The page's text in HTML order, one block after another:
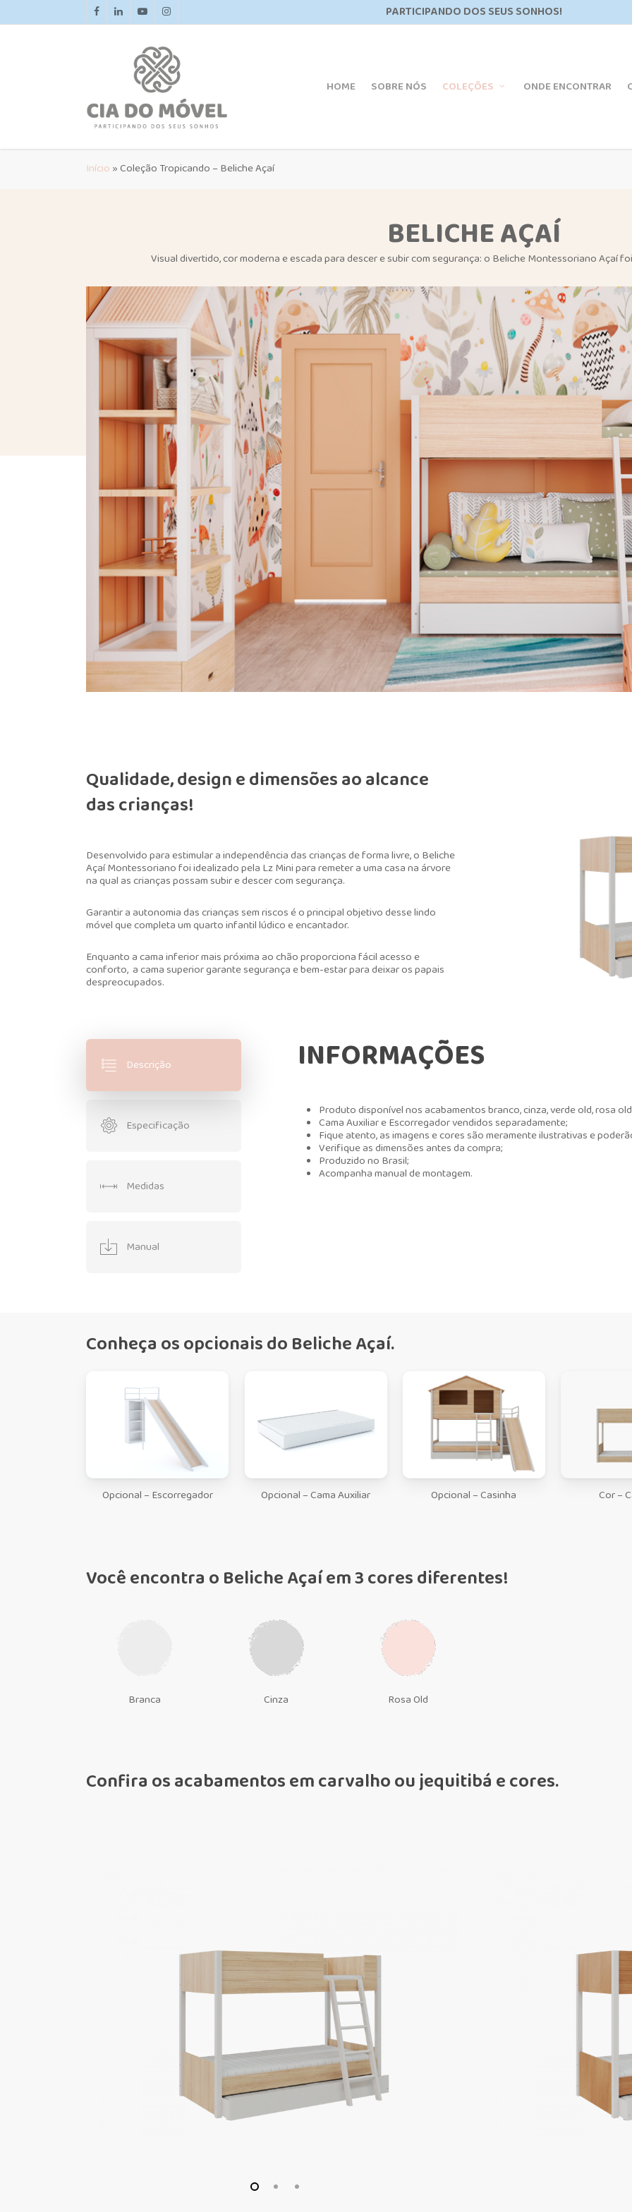
facebooklinkedinyoutubeinstagram PARTICIPANDO DOS SEUS SONHOS!
HOME SOBRE NÓS COLEÇÕES ONDE ENCONTRAR
Início »Coleção Tropicando – Beliche Açaí
BELICHE AÇAÍ
Visual divertido, cor moderna e escada para descer e subir com segurança: o Beliche Montessoriano Açaí
Qualidade, design e dimensões ao alcance
das crianças!
Desenvolvido para estimular a independência das crianças de forma livre, o Beliche
Açaí Montessoriano foi idealizado pela Lz Mini para remeter a uma casa na árvore
na qual as crianças possam subir e descer com segurança.
Garantir a autonomia das crianças sem riscos é o principal objetivo desse lindo
móvel que completa um quarto infantil lúdico e encantador.
Enquanto a cama inferior mais próxima ao chão proporciona fácil acesso e
conforto, a cama superior garante segurança e bem-estar para deixar os papais
despreocupados.
Descrição
Especificação
Medidas
Manual
INFORMAÇÕES
Produto disponível nos acabamentos branco, cinza, verde old, rosa
Cama Auxiliar e Escorregador vendidos separadamente;
Fique atento, as imagens e cores são meramente ilustrativas e
Verifique as dimensões antes da compra;
Produzido no Brasil;
Acompanha manual de montagem.
Conheça os opcionais do Beliche Açaí.
Opcional – Escorregador Opcional – Cama Auxiliar Opcional – Casinha Cor –
Você encontra o Beliche Açaí em 3 cores diferentes!
Branca Cinza Rosa Old
Confira os acabamentos em carvalho ou jequitibá e cores.